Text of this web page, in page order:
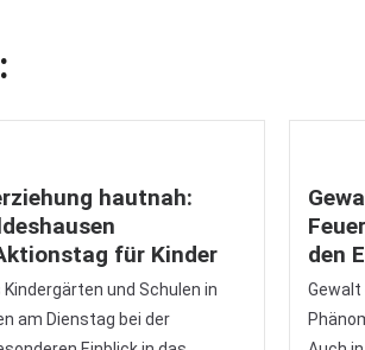
hautnah:
für Kinder
Kindergärten und Schulen in
am Dienstag bei der
den